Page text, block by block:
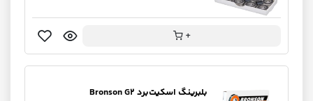
+
بلبرینگ اسکیت‌برد Bronson G2